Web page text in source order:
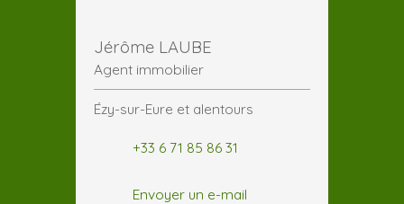
Jérôme LAUBE
Agent immobilier
Ézy-sur-Eure et alentours
+33 6 71 85 86 31
Envoyer un e-mail